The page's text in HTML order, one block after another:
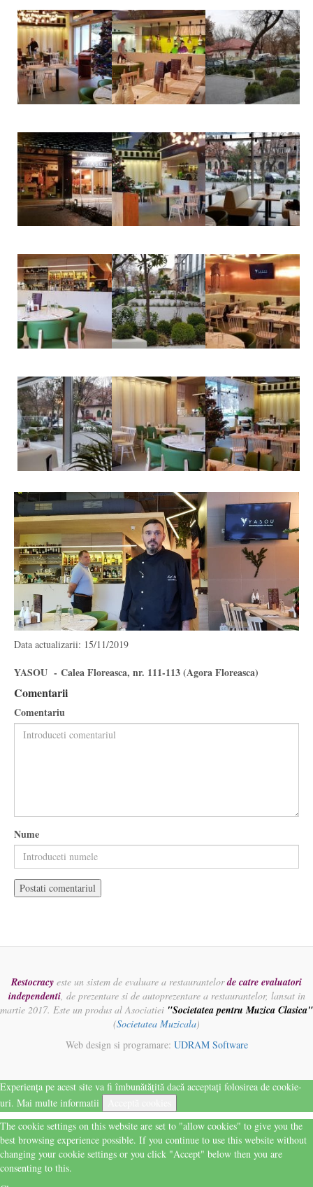
Data actualizarii: 15/11/2019
YASOU - Calea Floreasca, nr. 111-113 (Agora Floreasca)
Comentarii
Comentariu
Nume
Restocracy este un sistem de evaluare a restaurantelorde catre evaluatori
independenti, de prezentare si de autoprezentare a restaurantelor, lansat in
martie 2017. Este un produs al Asociatiei "Societatea pentru Muzica Clasica"
(Societatea Muzicala)
Web design si programare: UDRAM Software
Experiența pe acest site va fi îmbunătățită dacă acceptați folosirea de cookie-
uri. Mai multe informatii
The cookie settings on this website are set to "allow cookies" to give you the
best browsing experience possible. If you continue to use this website without
changing your cookie settings or you click "Accept" below then you are
consenting to this.